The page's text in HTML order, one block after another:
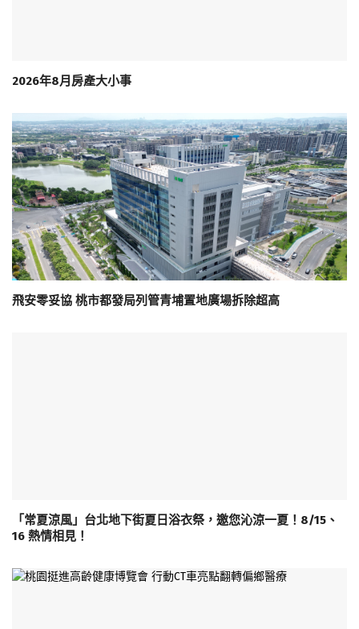
2026年8月房產大小事
飛安零妥協 桃市都發局列管青埔置地廣場拆除超高
「常夏涼風」台北地下街夏日浴衣祭，邀您沁涼一夏！8/15、
16 熱情相見！